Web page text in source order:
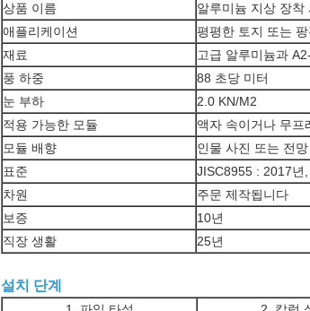
상품 이름
알루미늄 지상 장착
애플리케이션
평평한 토지 또는
재료
고급 알루미늄과
풍 하중
88 초당 미터
눈 부하
2.0 KN/M2
적용 가능한 모듈
액자 속이거나 무프
모듈 배향
인물 사진 또는 전망
표준
JISC8955 : 2017년
차원
주문 제작됩니다
보증
10년
직장 생활
25년
설치 단계